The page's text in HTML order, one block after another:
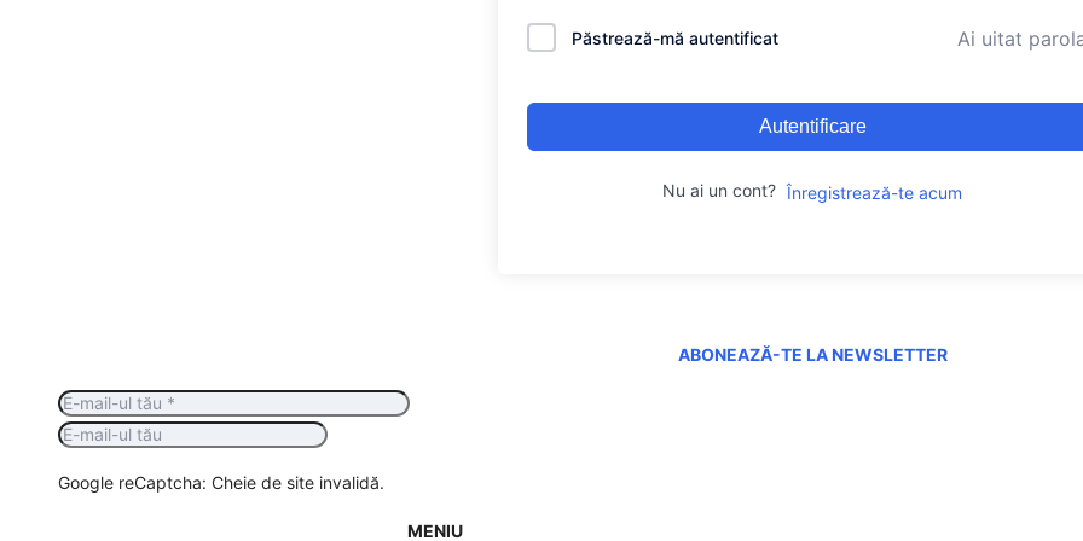
Păstrează-mă autentificat Ai uitat
Autentificare
Nu ai un cont? Înregistrează-te acum
ABONEAZĂ-TE LA NEWSLETTER
Google reCaptcha: Cheie de site invalidă.
MENIU